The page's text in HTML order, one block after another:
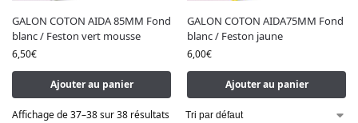
GALON COTON AIDA 85MM Fond
blanc / Feston vert mousse
6,50€
Ajouter au panier
GALON COTON AIDA75MM Fond
blanc / Feston jaune
6,00€
Ajouter au panier
Affichage de 37–38 sur 38 résultats